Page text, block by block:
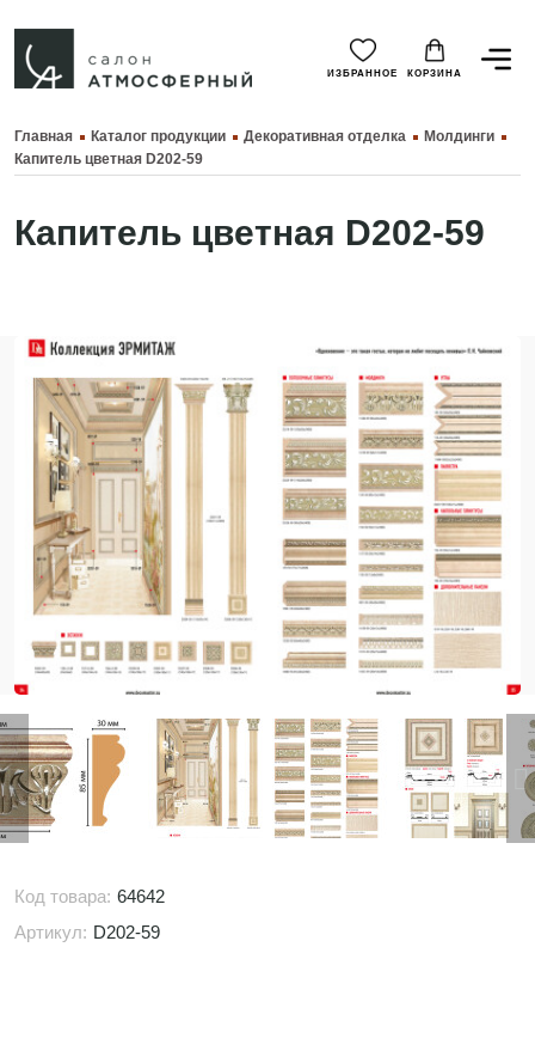
ИЗБРАННОЕ КОРЗИНА
Главная Каталог продукции Декоративная отделка
Молдинги
Капитель цветная D202-59
Капитель цветная D202-59
Код товара: 64642
Артикул: D202-59